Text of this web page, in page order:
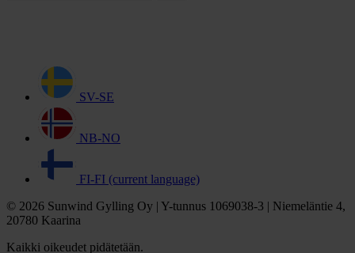
SV-SE
NB-NO
FI-FI (current language)
© 2026 Sunwind Gylling Oy | Y-tunnus 1069038-3 | Niemeläntie 4,
20780 Kaarina
Kaikki oikeudet pidätetään.